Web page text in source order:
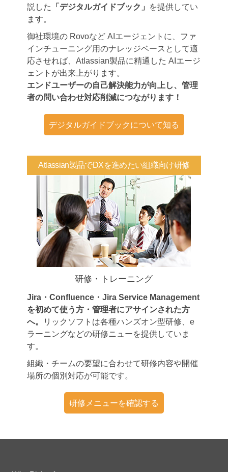
説した
「デジタルガイドブック」 を提供してい
ます。
御社環境の Rovoなど AIエージェントに、ファ
インチューニング用のナレッジベースとして適
応させれば、Atlassian製品に精通した AIエージ
ェントが出来上がります。
エンドユーザーの自己解決能力が向上し、管理
者の問い合わせ対応削減につながります！
デジタルガイドブックについて知る
Atlassian製品でDXを進めたい組織向け研修
研修・トレーニング
Jira・Confluence・Jira Service Management
を初めて使う方・管理者にアサインされた方
へ。
リックソフトは各種ハンズオン型研修、e
ラーニングなどの研修ニューを提供していま
す。
組織・チームの要望に合わせて研修内容や開催
場所の個別対応が可能です。
研修メニューを確認する